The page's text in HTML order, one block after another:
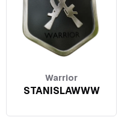
Warrior
STANISLAWWW